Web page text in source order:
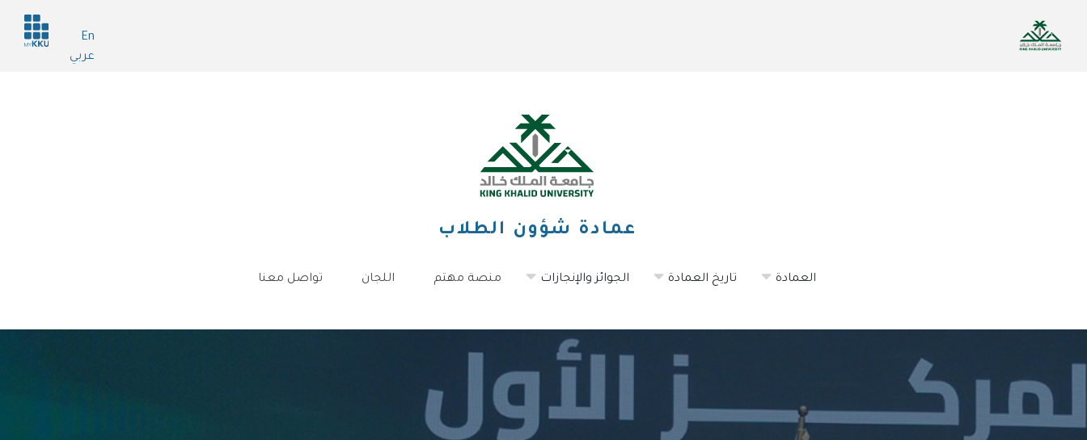
المحتوى
En
عربي
Header
services
عمادة شؤون الطلاب
العمادة تاريخ العمادة الجوائز والإنجازات منصة مهتم اللجان تواصل معنا